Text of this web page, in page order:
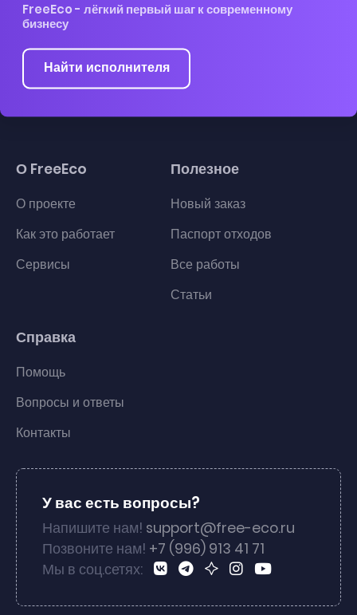
FreeEco - лёгкий первый шаг к современному
бизнесу
Найти исполнителя
О FreeEco
О проекте
Как это работает
Сервисы
Полезное
Новый заказ
Паспорт отходов
Все работы
Статьи
Справка
Помощь
Вопросы и ответы
Контакты
У вас есть вопросы?
Напишите нам! support@free-eco.ru
Позвоните нам! +7 (996) 913 41 71
Мы в соц.сетях: